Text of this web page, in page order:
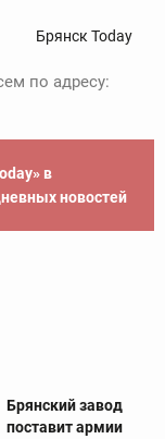
Брянск Today
по адресу:
в
новостей
Брянский завод
поставит армии